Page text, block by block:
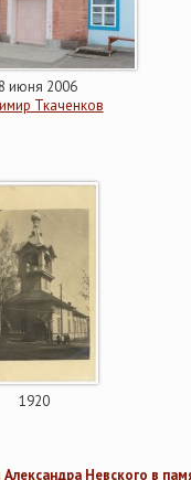
июня 2006
Ткаченков
1920
Невского в